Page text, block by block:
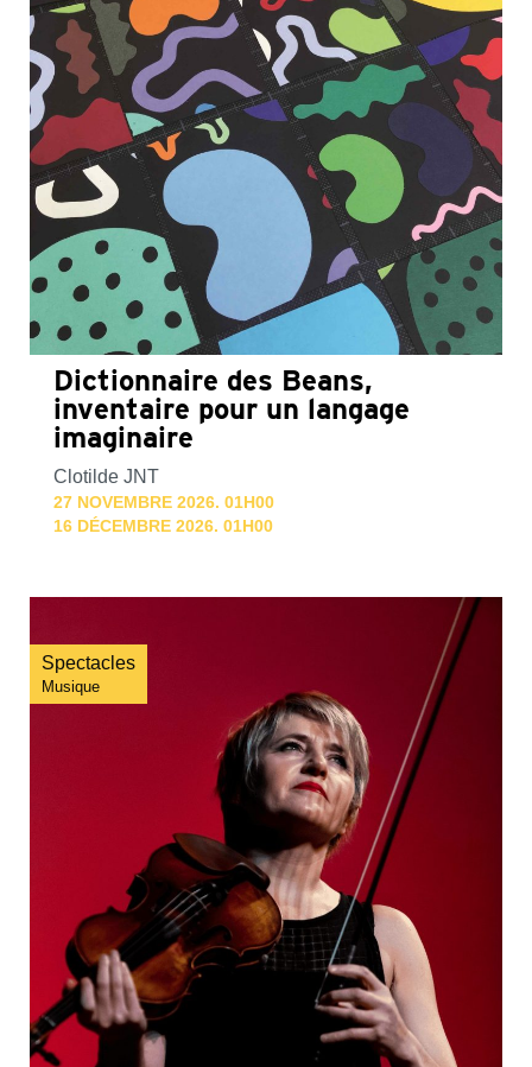
Dictionnaire des Beans,
inventaire pour un langage
imaginaire
Clotilde JNT
27 NOVEMBRE 2026. 01H00
16 DÉCEMBRE 2026. 01H00
Spectacles
Musique